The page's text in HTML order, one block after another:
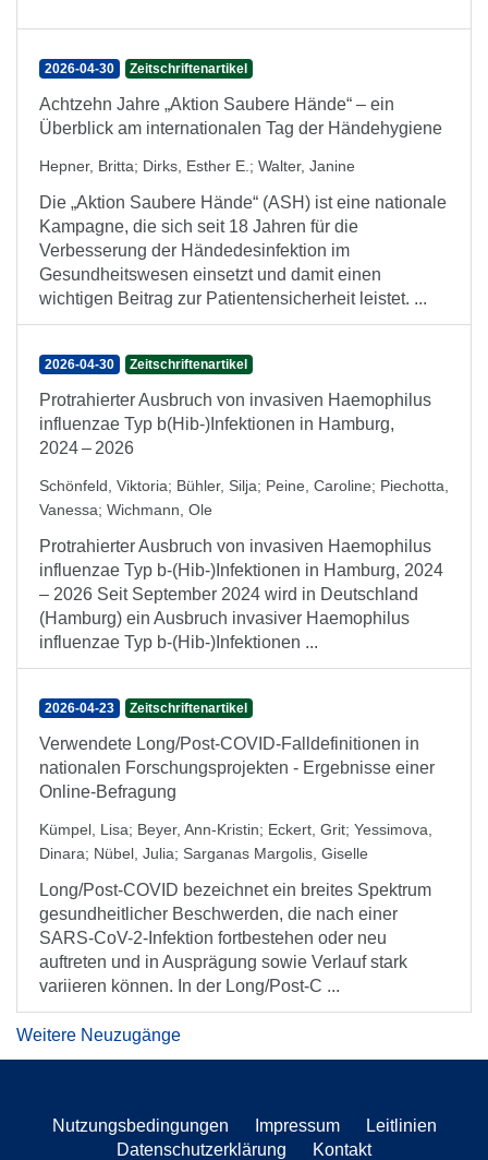
2026-04-30 Zeitschriftenartikel
Achtzehn Jahre „Aktion Saubere Hände“ – ein
Überblick am internationalen Tag der Händehygiene
Hepner, Britta; Dirks, Esther E. ; Walter, Janine
Die „Aktion Saubere Hände“ (ASH) ist eine nationale
Kampagne, die sich seit 18 Jahren für die
Verbesserung der Händedesinfektion im
Gesundheitswesen einsetzt und damit einen
wichtigen Beitrag zur Patientensicherheit leistet. ...
2026-04-30 Zeitschriftenartikel
Protrahierter Ausbruch von invasiven Haemophilus
influenzae Typ b(Hib-)Infektionen in Hamburg,
2024 – 2026
Schönfeld, Viktoria; Bühler, Silja; Peine, Caroline; Piechotta,
Vanessa; Wichmann, Ole
Protrahierter Ausbruch von invasiven Haemophilus
influenzae Typ b-(Hib-)Infektionen in Hamburg, 2024
– 2026 Seit September 2024 wird in Deutschland
(Hamburg) ein Ausbruch invasiver Haemophilus
influenzae Typ b-(Hib-)Infektionen ...
2026-04-23 Zeitschriftenartikel
Verwendete Long/Post-COVID-Falldefinitionen in
nationalen Forschungsprojekten - Ergebnisse einer
Online-Befragung
Kümpel, Lisa; Beyer, Ann-Kristin; Eckert, Grit; Yessimova,
Dinara; Nübel, Julia; Sarganas Margolis, Giselle
Long/Post-COVID bezeichnet ein breites Spektrum
gesundheitlicher Beschwerden, die nach einer
SARS-CoV-2-Infektion fortbestehen oder neu
auftreten und in Ausprägung sowie Verlauf stark
variieren können. In der Long/Post-C ...
Weitere Neuzugänge
Nutzungsbedingungen Impressum
Leitlinien
Datenschutzerklärung
Kontakt